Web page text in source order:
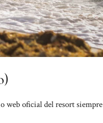
web oficial del resort siempre